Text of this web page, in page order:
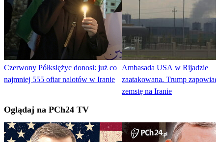
Czerwony Półksiężyc donosi: już co
najmniej 555 ofiar nalotów w Iranie
Ambasada USA w Rijadzie
zaatakowana. Trump
zemstę na Iranie
Oglądaj na PCh24 TV